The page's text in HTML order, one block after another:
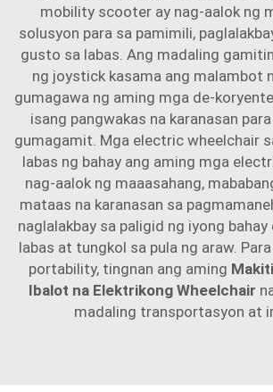
mobility scooter ay nag-aalok ng
solusyon para sa pamimili,
gusto sa labas. Ang madaling
ng joystick kasama ang malambot
gumagawa ng aming mga de-
isang pangwakas na karanasan
gumagamit. Mga electric wheelchair
labas ng bahay ang aming mga
nag-aalok ng maaasahang,
mataas na karanasan sa
naglalakbay sa paligid ng iyong bahay
labas at tungkol sa pula ng araw.
portability, tingnan ang aming
Ibalot na Elektrikong Wheelchair
madaling transportasyon at